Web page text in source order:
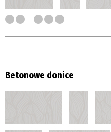
Betonowe donice